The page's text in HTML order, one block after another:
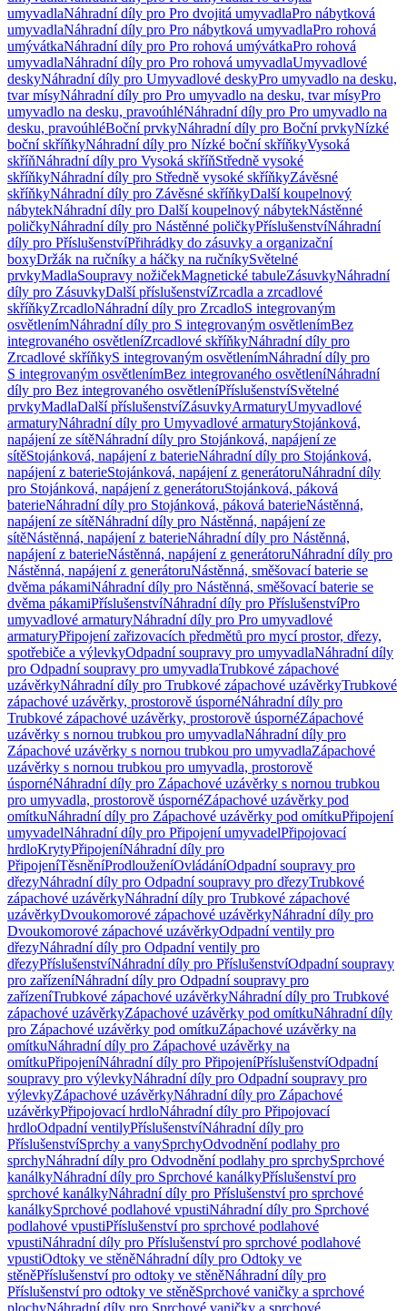
umyvadlaNáhradní díly pro Pro dvojitá umyvadlaPro nábytková
umyvadlaNáhradní díly pro Pro nábytková umyvadlaPro rohová
umývátkaNáhradní díly pro Pro rohová umývátkaPro rohová
umyvadlaNáhradní díly pro Pro rohová umyvadlaUmyvadlové
deskyNáhradní díly pro Umyvadlové deskyPro umyvadlo na desku,
tvar mísyNáhradní díly pro Pro umyvadlo na desku, tvar mísyPro
umyvadlo na desku, pravoúhléNáhradní díly pro Pro umyvadlo na
desku, pravoúhléBoční prvkyNáhradní díly pro Boční prvkyNízké
boční skříňkyNáhradní díly pro Nízké boční skříňkyVysoká
skříňNáhradní díly pro Vysoká skříňStředně vysoké
skříňkyNáhradní díly pro Středně vysoké skříňkyZávěsné
skříňkyNáhradní díly pro Závěsné skříňkyDalší koupelnový
nábytekNáhradní díly pro Další koupelnový nábytekNástěnné
poličkyNáhradní díly pro Nástěnné poličkyPříslušenstvíNáhradní
díly pro PříslušenstvíPřihrádky do zásuvky a organizační
boxyDržák na ručníky a háčky na ručníkySvětelné
prvkyMadlaSoupravy nožičekMagnetické tabuleZásuvkyNáhradní
díly pro ZásuvkyDalší příslušenstvíZrcadla a zrcadlové
skříňkyZrcadloNáhradní díly pro ZrcadloS integrovaným
osvětlenímNáhradní díly pro S integrovaným osvětlenímBez
integrovaného osvětleníZrcadlové skříňkyNáhradní díly pro
Zrcadlové skříňkyS integrovaným osvětlenímNáhradní díly pro
S integrovaným osvětlenímBez integrovaného osvětleníNáhradní
díly pro Bez integrovaného osvětleníPříslušenstvíSvětelné
prvkyMadlaDalší příslušenstvíZásuvkyArmaturyUmyvadlové
armaturyNáhradní díly pro Umyvadlové armaturyStojánková,
napájení ze sítěNáhradní díly pro Stojánková, napájení ze
sítěStojánková, napájení z baterieNáhradní díly pro Stojánková,
napájení z baterieStojánková, napájení z generátoruNáhradní díly
pro Stojánková, napájení z generátoruStojánková, páková
baterieNáhradní díly pro Stojánková, páková baterieNástěnná,
napájení ze sítěNáhradní díly pro Nástěnná, napájení ze
sítěNástěnná, napájení z baterieNáhradní díly pro Nástěnná,
napájení z baterieNástěnná, napájení z generátoruNáhradní díly pro
Nástěnná, napájení z generátoruNástěnná, směšovací baterie se
dvěma pákamiNáhradní díly pro Nástěnná, směšovací baterie se
dvěma pákamiPříslušenstvíNáhradní díly pro PříslušenstvíPro
umyvadlové armaturyNáhradní díly pro Pro umyvadlové
armaturyPřipojení zařizovacích předmětů pro mycí prostor, dřezy,
spotřebiče a výlevkyOdpadní soupravy pro umyvadlaNáhradní díly
pro Odpadní soupravy pro umyvadlaTrubkové zápachové
uzávěrkyNáhradní díly pro Trubkové zápachové uzávěrkyTrubkové
zápachové uzávěrky, prostorově úspornéNáhradní díly pro
Trubkové zápachové uzávěrky, prostorově úspornéZápachové
uzávěrky s nornou trubkou pro umyvadlaNáhradní díly pro
Zápachové uzávěrky s nornou trubkou pro umyvadlaZápachové
uzávěrky s nornou trubkou pro umyvadla, prostorově
úspornéNáhradní díly pro Zápachové uzávěrky s nornou trubkou
pro umyvadla, prostorově úspornéZápachové uzávěrky pod
omítkuNáhradní díly pro Zápachové uzávěrky pod omítkuPřipojení
umyvadelNáhradní díly pro Připojení umyvadelPřipojovací
hrdloKrytyPřipojeníNáhradní díly pro
PřipojeníTěsněníProdlouženíOvládáníOdpadní soupravy pro
dřezyNáhradní díly pro Odpadní soupravy pro dřezyTrubkové
zápachové uzávěrkyNáhradní díly pro Trubkové zápachové
uzávěrkyDvoukomorové zápachové uzávěrkyNáhradní díly pro
Dvoukomorové zápachové uzávěrkyOdpadní ventily pro
dřezyNáhradní díly pro Odpadní ventily pro
dřezyPříslušenstvíNáhradní díly pro PříslušenstvíOdpadní soupravy
pro zařízeníNáhradní díly pro Odpadní soupravy pro
zařízeníTrubkové zápachové uzávěrkyNáhradní díly pro Trubkové
zápachové uzávěrkyZápachové uzávěrky pod omítkuNáhradní díly
pro Zápachové uzávěrky pod omítkuZápachové uzávěrky na
omítkuNáhradní díly pro Zápachové uzávěrky na
omítkuPřipojeníNáhradní díly pro PřipojeníPříslušenstvíOdpadní
soupravy pro výlevkyNáhradní díly pro Odpadní soupravy pro
výlevkyZápachové uzávěrkyNáhradní díly pro Zápachové
uzávěrkyPřipojovací hrdloNáhradní díly pro Připojovací
hrdloOdpadní ventilyPříslušenstvíNáhradní díly pro
PříslušenstvíSprchy a vanySprchyOdvodnění podlahy pro
sprchyNáhradní díly pro Odvodnění podlahy pro sprchySprchové
kanálkyNáhradní díly pro Sprchové kanálkyPříslušenství pro
sprchové kanálkyNáhradní díly pro Příslušenství pro sprchové
kanálkySprchové podlahové vpustiNáhradní díly pro Sprchové
podlahové vpustiPříslušenství pro sprchové podlahové
vpustiNáhradní díly pro Příslušenství pro sprchové podlahové
vpustiOdtoky ve stěněNáhradní díly pro Odtoky ve
stěněPříslušenství pro odtoky ve stěněNáhradní díly pro
Příslušenství pro odtoky ve stěněSprchové vaničky a sprchové
plochyNáhradní díly pro Sprchové vaničky a sprchové